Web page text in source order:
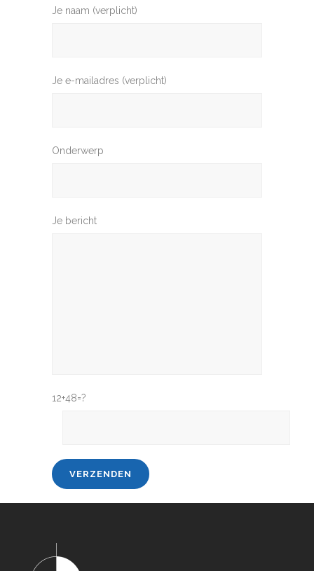
Je naam (verplicht)
Je e-mailadres (verplicht)
Onderwerp
Je bericht
12+48=?